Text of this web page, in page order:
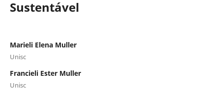
Sustentável
Marieli Elena Muller
Unisc
Francieli Ester Muller
Unisc